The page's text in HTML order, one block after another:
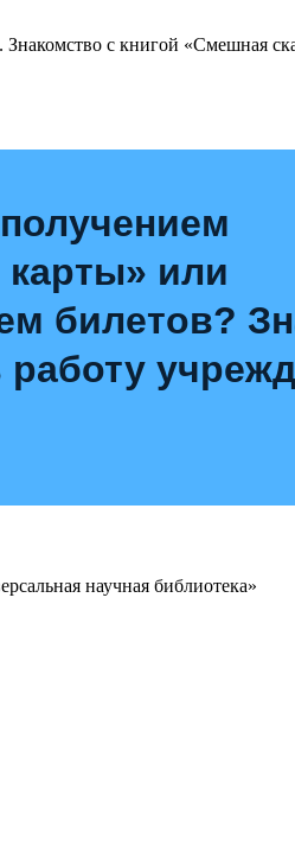
с книгой «Смешная
или
билетов?
работу
научная библиотека»